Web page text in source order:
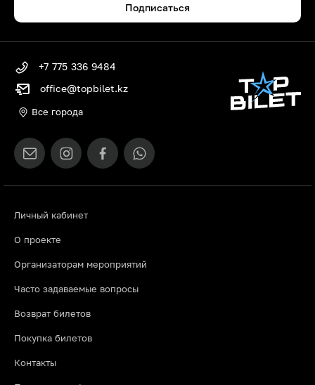
Подписаться
Личный кабинет
О проекте
Организаторам мероприятий
Часто задаваемые вопросы
Возврат билетов
Покупка билетов
Контакты
+7 775 336 9484
office@topbilet.kz
Все города